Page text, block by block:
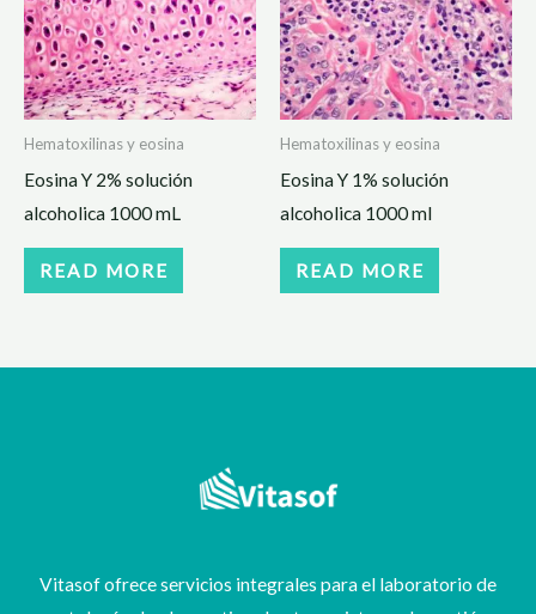
Hematoxilinas y eosina
Eosina Y 2% solución
alcoholica 1000 mL
READ MORE
Hematoxilinas y eosina
Eosina Y 1% solución
alcoholica 1000 ml
READ MORE
Vitasof ofrece servicios integrales para el laboratorio de